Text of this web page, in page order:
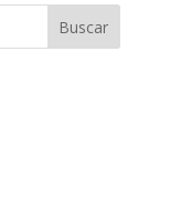
Buscar